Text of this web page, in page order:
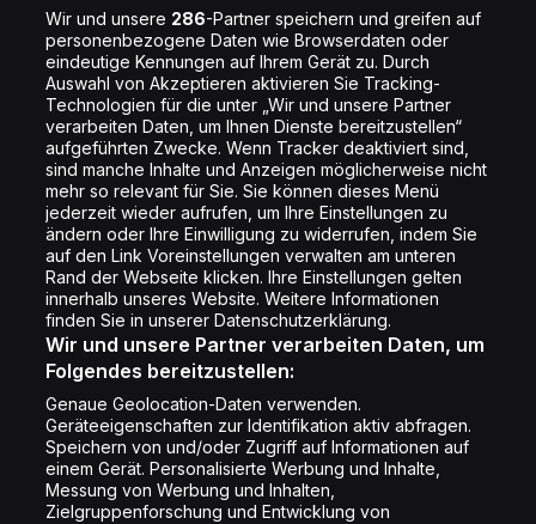
Folge uns
Copyright © Energy 2026
Jobs
Shop
Impressum
Rechtliches
Datenschutz
Cookie Liste
Cookie Einstellung
Wir und unsere 286-Partner speichern und greifen auf
personenbezogene Daten wie Browserdaten oder
eindeutige Kennungen auf Ihrem Gerät zu. Durch
Auswahl von Akzeptieren aktivieren Sie Tracking-
Technologien für die unter „Wir und unsere Partner
verarbeiten Daten, um Ihnen Dienste bereitzustellen“
aufgeführten Zwecke. Wenn Tracker deaktiviert sind,
sind manche Inhalte und Anzeigen möglicherweise nicht
mehr so relevant für Sie. Sie können dieses Menü
jederzeit wieder aufrufen, um Ihre Einstellungen zu
ändern oder Ihre Einwilligung zu widerrufen, indem Sie
auf den Link Voreinstellungen verwalten am unteren
Rand der Webseite klicken. Ihre Einstellungen gelten
innerhalb unseres Website. Weitere Informationen
finden Sie in unserer Datenschutzerklärung.
Wir und unsere Partner verarbeiten Daten, um
Folgendes bereitzustellen:
Genaue Geolocation-Daten verwenden.
Geräteeigenschaften zur Identifikation aktiv abfragen.
Speichern von und/oder Zugriff auf Informationen auf
einem Gerät. Personalisierte Werbung und Inhalte,
Messung von Werbung und Inhalten,
Zielgruppenforschung und Entwicklung von